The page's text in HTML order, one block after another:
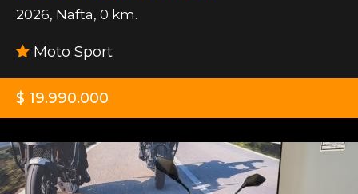
2026, Nafta, 0 km.
Moto Sport
$ 19.990.000